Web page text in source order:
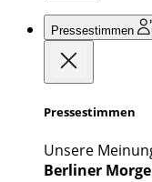
Pressestimmen
Pressestimmen
Unsere
Berliner